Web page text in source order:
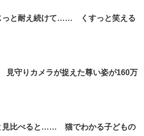
っと耐え続けて…… くすっと笑える
守りカメラが捉えた尊い姿が160万
見比べると…… 猫でわかる子どもの